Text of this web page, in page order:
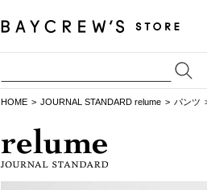
HOME JOURNAL STANDARD relume パンツ